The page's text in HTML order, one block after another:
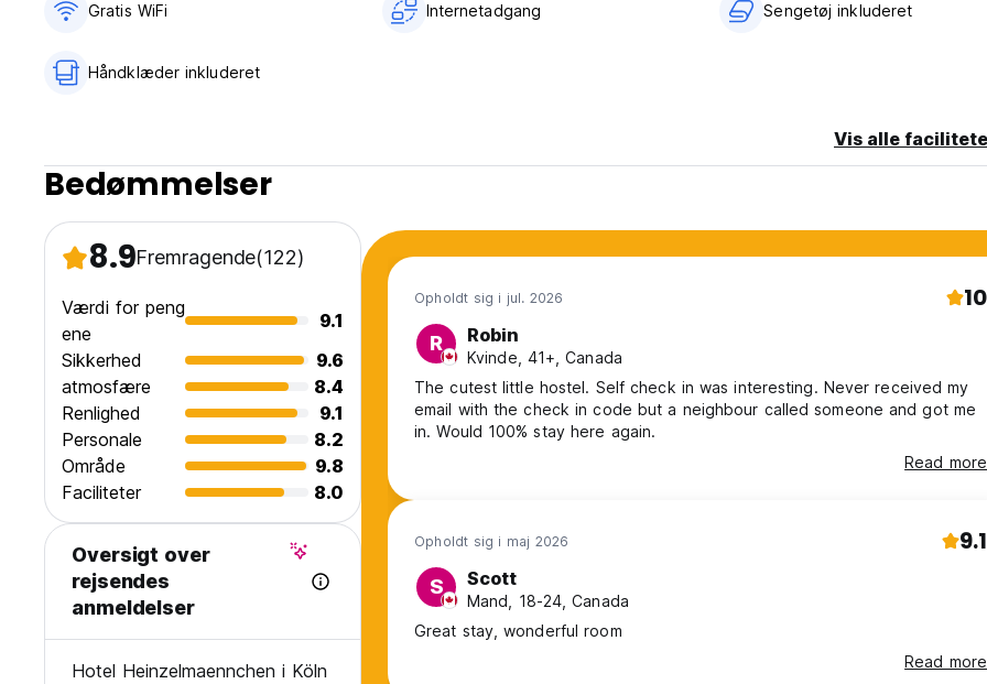
Gratis WiFi Internetadgang Sengetøj inkluderet
Håndklæder inkluderet
Vis alle
Bedømmelser
8.9Fremragende(122)
Værdi for peng
ene
9.1
Sikkerhed
9.6
atmosfære
8.4
Renlighed
9.1
Personale
8.2
Område
9.8
Faciliteter
8.0
Oversigt over
rejsendes
anmeldelser
Hotel Heinzelmaennchen i Köln
Opholdt sig i jul. 2026 10
R Robin
Kvinde, 41+, Canada
The cutest little hostel. Self check in was interesting. Never received my
email with the check in code but a neighbour called someone and got me
in. Would 100% stay here again.
Read more
Opholdt sig i maj 2026 9.1
S Scott
Mand, 18-24, Canada
Great stay, wonderful room
Read more